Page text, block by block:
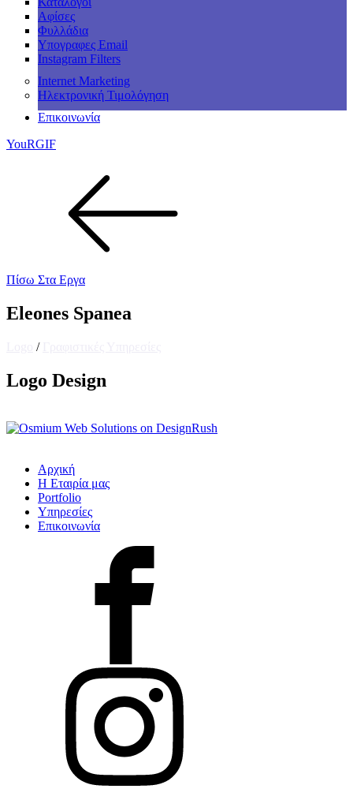
Αφίσες
Φυλλάδια
Υπογραφες Email
Instagram Filters
Internet Marketing
Ηλεκτρονική Τιμολόγηση
Επικοινωνία
YouRGIF
Πίσω Στα Εργα
Eleones Spanea
/
Logo Design
Αρχική
Η Εταιρία μας
Portfolio
Υπηρεσίες
Επικοινωνία